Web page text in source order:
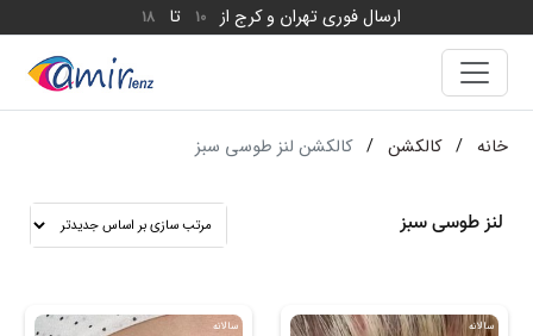
ارسال فوری تهران و کرج از 10 تا 18
خانه / کالکشن / کالکشن لنز طوسی سبز
لنز طوسی سبز
سالانه سالانه